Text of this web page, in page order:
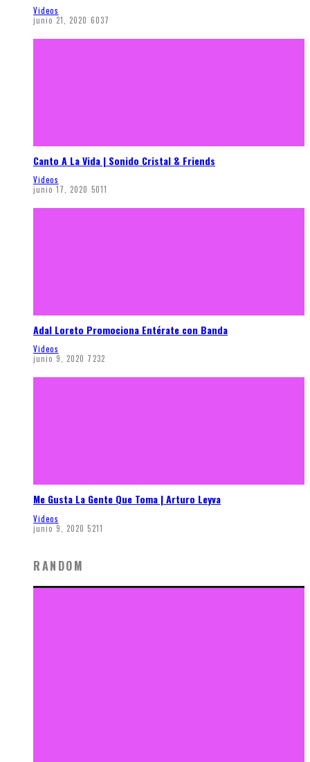
Videos
junio 21, 2020 6037
Canto A La Vida | Sonido Cristal & Friends
Videos
junio 17, 2020 5011
Adal Loreto Promociona Entérate con Banda
Videos
junio 9, 2020 7232
Me Gusta La Gente Que Toma | Arturo Leyva
Videos
junio 9, 2020 5211
RANDOM